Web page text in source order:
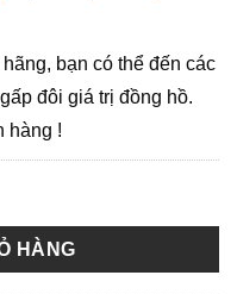
bạn có thể đến các
đôi giá trị đồng hồ.
hàng !
Watch 34mm số lượng
HÀNG